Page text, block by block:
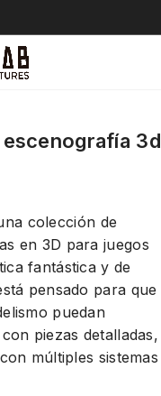
3d
colección de
en 3D para juegos
fantástica y de
pensado para que
puedan
piezas detalladas,
múltiples sistemas